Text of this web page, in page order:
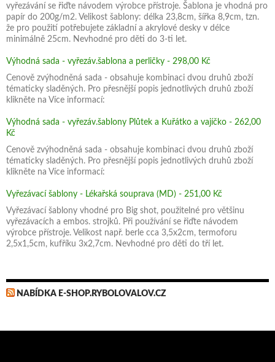
vyřezávání se řiďte návodem výrobce přístroje. Šablona je vhodná pro
papír do 200g/m2. Velikost šablony: délka 23,8cm, šířka 8,9cm, tzn.
že pro použití potřebujete základní a akrylové desky v délce
minimálně 25cm. Nevhodné pro děti do 3-ti let.
Výhodná sada - vyřezáv.šablona a perličky - 298,00 Kč
Cenově zvýhodněná sada - obsahuje kombinaci dvou druhů zboží
tématicky sladěných. Pro přesnější popis jednotlivých druhů zboží
klikněte na Více informací:
Výhodná sada - vyřezáv.šablony Plůtek a Kuřátko a vajíčko - 262,00
Kč
Cenově zvýhodněná sada - obsahuje kombinaci dvou druhů zboží
tématicky sladěných. Pro přesnější popis jednotlivých druhů zboží
klikněte na Více informací:
Vyřezávací šablony - Lékařská souprava (MD) - 251,00 Kč
Vyřezávací šablony vhodné pro Big shot, použitelné pro většinu
vyřezávacích a embos. strojků. Při používání se řiďte návodem
výrobce přístroje. Velikost např. berle cca 3,5x2cm, termoforu
2,5x1,5cm, kufříku 3x2,7cm. Nevhodné pro děti do tří let.
NABÍDKA E-SHOP.RYBOLOVALOV.CZ